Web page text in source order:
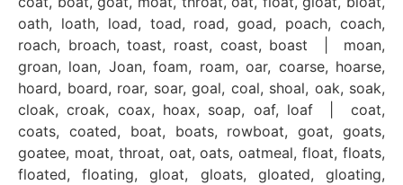
oath, loath, load, toad, road, goad, poach, coach,
roach, broach, toast, roast, coast, boast | moan,
groan, loan, Joan, foam, roam, oar, coarse, hoarse,
hoard, board, roar, soar, goal, coal, shoal, oak, soak,
cloak, croak, coax, hoax, soap, oaf, loaf | coat,
coats, coated, boat, boats, rowboat, goat, goats,
goatee, moat, throat, oat, oats, oatmeal, float, floats,
floated, floating, gloat, gloats, gloated, gloating,